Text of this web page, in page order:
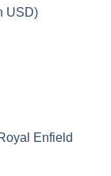
USD)
Enfield